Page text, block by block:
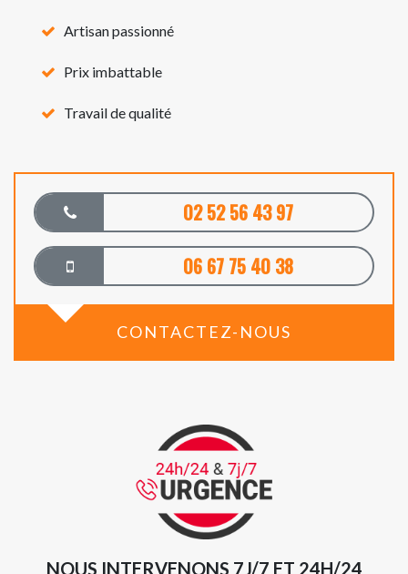
Artisan passionné
Prix imbattable
Travail de qualité
02 52 56 43 97
06 67 75 40 38
CONTACTEZ-NOUS
NOUS INTERVENONS 7J/7 ET 24H/24